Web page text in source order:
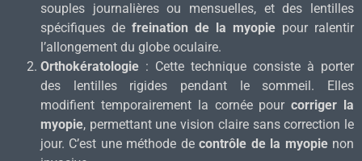
souples journalières ou mensuelles, et des lentilles
spécifiques de freination de la myopie pour ralentir
l’allongement du globe oculaire.
Orthokératologie : Cette technique consiste à porter
des lentilles rigides pendant le sommeil. Elles
modifient temporairement la cornée pourcorriger la
myopie, permettant une vision claire sans correction le
jour. C’est une méthode decontrôle de la myopienon